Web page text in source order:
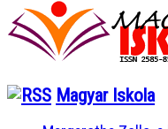
Magyar Iskola